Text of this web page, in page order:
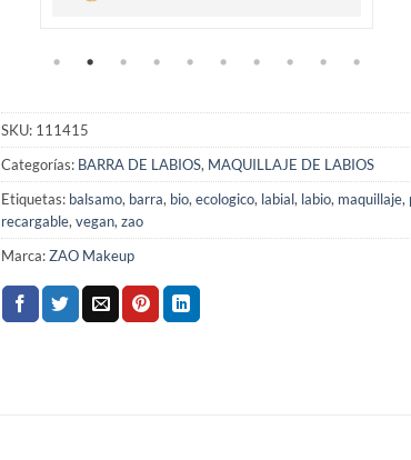
SKU: 111415
Categorías: BARRA DE LABIOS, MAQUILLAJE DE LABIOS
Etiquetas: balsamo, barra, bio, ecologico, labial, labio, maquillaje,
recargable, vegan, zao
Marca:ZAO Makeup